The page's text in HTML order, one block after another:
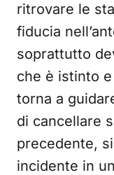
ritrovare le
fiducia
soprattutto
che è istinto
torna a
di cancellare
precedente,
incidente in